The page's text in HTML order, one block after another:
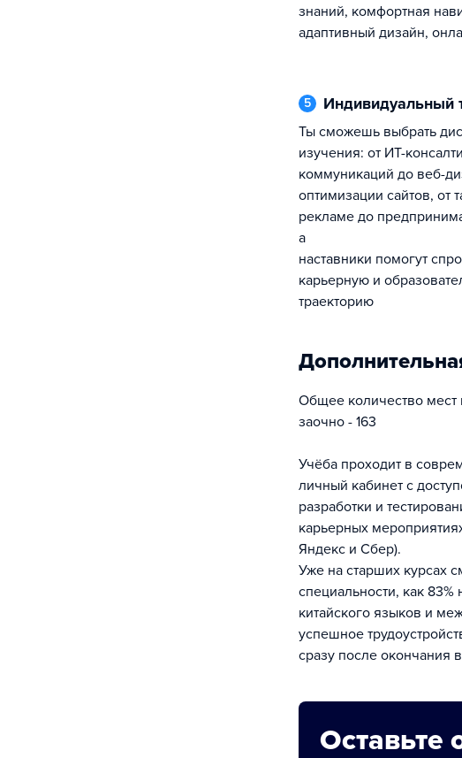
знаний, комфортная
адаптивный дизайн,
5 Индивидуальный
ты сможешь выбрать дисциплины для
изучения: от ИТ-
коммуникаций до веб-
оптимизации сайтов, от
рекламе до
а
наставники помогут
карьерную и
траекторию
Общее количество мест
заочно - 163
Учёба проходит в
личный кабинет с
разработки и
карьерных
Яндекс и Сбер).
Уже на старших курсах
специальности, как
китайского языков и
успешное
сразу после окончания
Оставьте